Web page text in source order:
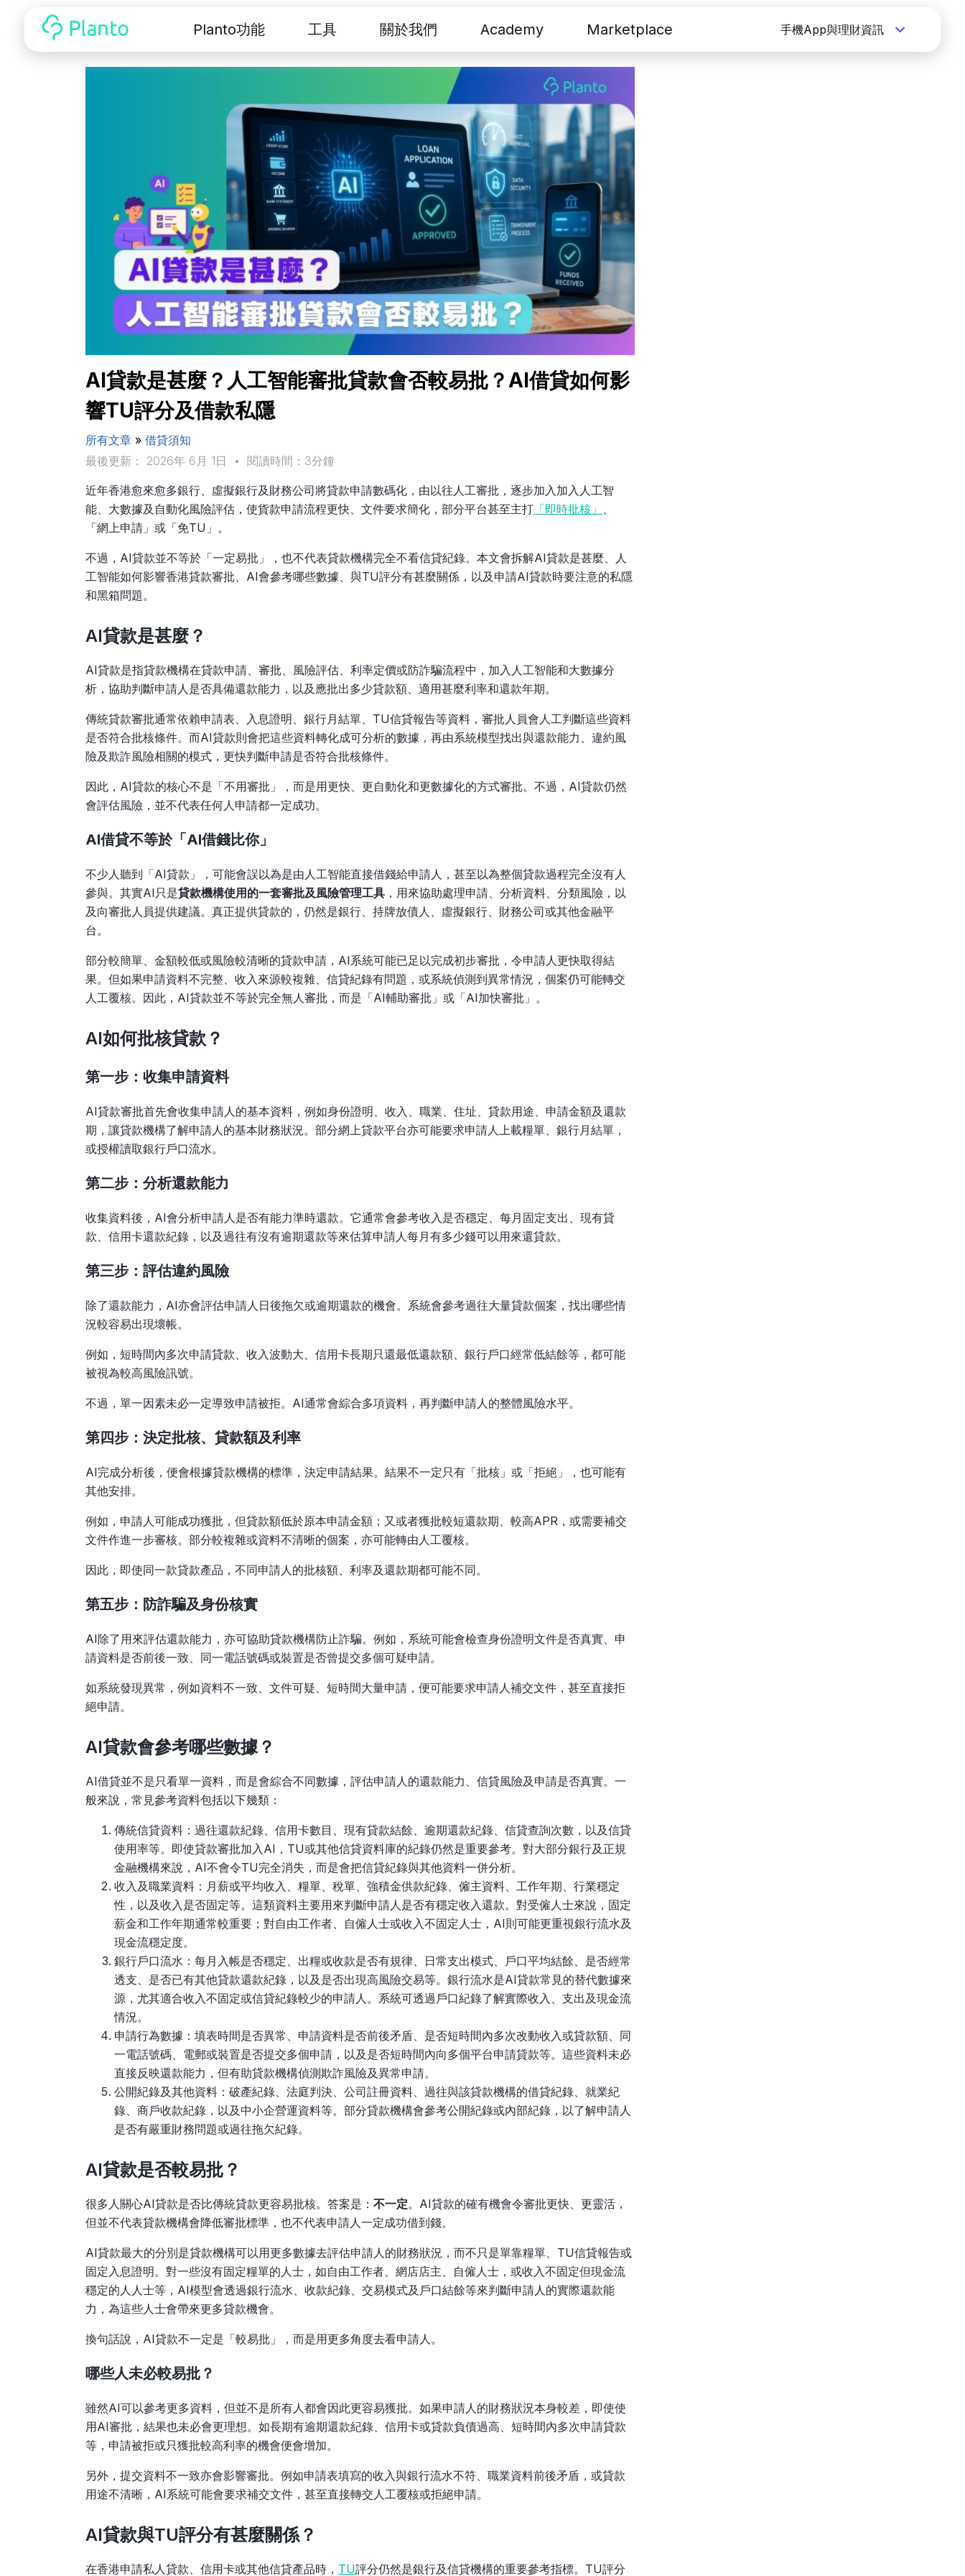
Planto功能 工具 關於我們 Academy Marketplace 手機App與理財資訊
AI貸款是甚麼？人工智能審批貸款會否較易批？AI借貸如何影
響TU評分及借款私隱
所有文章» 借貸須知
最後更新： 2026年 6月 1日
• 閱讀時間：3分鐘
近年香港愈來愈多銀行、虛擬銀行及財務公司將貸款申請數碼化，由以往人工審批，逐步加入加入人工智
能、大數據及自動化風險評估，使貨款申請流程更快、文件要求簡化，部分平台甚至主打「即時批核」 、
「網上申請」或「免TU」。
不過，AI貸款並不等於「一定易批」，也不代表貸款機構完全不看信貸紀錄。本文會拆解AI貸款是甚麼、人
工智能如何影響香港貸款審批、AI會參考哪些數據、與TU評分有甚麼關係，以及申請AI貸款時要注意的私隱
和黑箱問題。
AI貸款是甚麼？
AI貸款是指貸款機構在貸款申請、審批、風險評估、利率定價或防詐騙流程中，加入人工智能和大數據分
析，協助判斷申請人是否具備還款能力，以及應批出多少貸款額、適用甚麼利率和還款年期。
傳統貸款審批通常依賴申請表、入息證明、銀行月結單、TU信貸報告等資料，審批人員會人工判斷這些資料
是否符合批核條件。而AI貸款則會把這些資料轉化成可分析的數據，再由系統模型找出與還款能力、違約風
險及欺詐風險相關的模式，更快判斷申請是否符合批核條件。
因此，AI貸款的核心不是「不用審批」，而是用更快、更自動化和更數據化的方式審批。不過，AI貸款仍然
會評估風險，並不代表任何人申請都一定成功。
AI借貸不等於「AI借錢比你」
不少人聽到「AI貸款」，可能會誤以為是由人工智能直接借錢給申請人，甚至以為整個貸款過程完全沒有人
參與。其實AI只是貸款機構使用的一套審批及風險管理工具，用來協助處理申請、分析資料、分類風險，以
及向審批人員提供建議。真正提供貸款的，仍然是銀行、持牌放債人、虛擬銀行、財務公司或其他金融平
台。
部分較簡單、金額較低或風險較清晰的貸款申請，AI系統可能已足以完成初步審批，令申請人更快取得結
果。但如果申請資料不完整、收入來源較複雜、信貸紀錄有問題，或系統偵測到異常情況，個案仍可能轉交
人工覆核。因此，AI貸款並不等於完全無人審批，而是「AI輔助審批」或「AI加快審批」。
AI如何批核貸款？
第一步：收集申請資料
AI貸款審批首先會收集申請人的基本資料，例如身份證明、收入、職業、住址、貸款用途、申請金額及還款
期，讓貸款機構了解申請人的基本財務狀況。部分網上貸款平台亦可能要求申請人上載糧單、銀行月結單，
或授權讀取銀行戶口流水。
第二步：分析還款能力
收集資料後，AI會分析申請人是否有能力準時還款。它通常會參考收入是否穩定、每月固定支出、現有貸
款、信用卡還款紀錄，以及過往有沒有逾期還款等來估算申請人每月有多少錢可以用來還貸款。
第三步：評估違約風險
除了還款能力，AI亦會評估申請人日後拖欠或逾期還款的機會。系統會參考過往大量貸款個案，找出哪些情
況較容易出現壞帳。
例如，短時間內多次申請貸款、收入波動大、信用卡長期只還最低還款額、銀行戶口經常低結餘等，都可能
被視為較高風險訊號。
不過，單一因素未必一定導致申請被拒。AI通常會綜合多項資料，再判斷申請人的整體風險水平。
第四步：決定批核、貸款額及利率
AI完成分析後，便會根據貸款機構的標準，決定申請結果。結果不一定只有「批核」或「拒絕」，也可能有
其他安排。
例如，申請人可能成功獲批，但貸款額低於原本申請金額；又或者獲批較短還款期、較高APR，或需要補交
文件作進一步審核。部分較複雜或資料不清晰的個案，亦可能轉由人工覆核。
因此，即使同一款貸款產品，不同申請人的批核額、利率及還款期都可能不同。
第五步：防詐騙及身份核實
AI除了用來評估還款能力，亦可協助貸款機構防止詐騙。例如，系統可能會檢查身份證明文件是否真實、申
請資料是否前後一致、同一電話號碼或裝置是否曾提交多個可疑申請。
如系統發現異常，例如資料不一致、文件可疑、短時間大量申請，便可能要求申請人補交文件，甚至直接拒
絕申請。
AI貸款會參考哪些數據？
AI借貸並不是只看單一資料，而是會綜合不同數據，評估申請人的還款能力、信貸風險及申請是否真實。一
般來說，常見參考資料包括以下幾類：
傳統信貸資料：過往還款紀錄、信用卡數目、現有貸款結餘、逾期還款紀錄、信貸查詢次數，以及信貸
使用率等。即使貸款審批加入AI，TU或其他信貸資料庫的紀錄仍然是重要參考。對大部分銀行及正規
金融機構來說，AI不會令TU完全消失，而是會把信貸紀錄與其他資料一併分析。
收入及職業資料：月薪或平均收入、糧單、稅單、強積金供款紀錄、僱主資料、工作年期、行業穩定
性，以及收入是否固定等。這類資料主要用來判斷申請人是否有穩定收入還款。對受僱人士來說，固定
薪金和工作年期通常較重要；對自由工作者、自僱人士或收入不固定人士，AI則可能更重視銀行流水及
現金流穩定度。
銀行戶口流水：每月入帳是否穩定、出糧或收款是否有規律、日常支出模式、戶口平均結餘、是否經常
透支、是否已有其他貸款還款紀錄，以及是否出現高風險交易等。銀行流水是AI貸款常見的替代數據來
源，尤其適合收入不固定或信貸紀錄較少的申請人。系統可透過戶口紀錄了解實際收入、支出及現金流
情況。
申請行為數據：填表時間是否異常、申請資料是否前後矛盾、是否短時間內多次改動收入或貸款額、同
一電話號碼、電郵或裝置是否提交多個申請，以及是否短時間內向多個平台申請貸款等。這些資料未必
直接反映還款能力，但有助貸款機構偵測欺詐風險及異常申請。
公開紀錄及其他資料：破產紀錄、法庭判決、公司註冊資料、過往與該貸款機構的借貸紀錄、就業紀
錄、商戶收款紀錄，以及中小企營運資料等。部分貸款機構會參考公開紀錄或內部紀錄，以了解申請人
是否有嚴重財務問題或過往拖欠紀錄。
AI貸款是否較易批？
很多人關心AI貸款是否比傳統貸款更容易批核。答案是： 不一定。AI貸款的確有機會令審批更快、更靈活，
但並不代表貸款機構會降低審批標準，也不代表申請人一定成功借到錢。
AI貸款最大的分別是貸款機構可以用更多數據去評估申請人的財務狀況，而不只是單靠糧單、TU信貸報告或
固定入息證明。對一些沒有固定糧單的人士，如自由工作者、網店店主、自僱人士，或收入不固定但現金流
穩定的人人士等，AI模型會透過銀行流水、收款紀錄、交易模式及戶口結餘等來判斷申請人的實際還款能
力，為這些人士會帶來更多貸款機會。
換句話說，AI貸款不一定是「較易批」，而是用更多角度去看申請人。
哪些人未必較易批？
雖然AI可以參考更多資料，但並不是所有人都會因此更容易獲批。如果申請人的財務狀況本身較差，即使使
用AI審批，結果也未必會更理想。如長期有逾期還款紀錄、信用卡或貸款負債過高、短時間內多次申請貸款
等，申請被拒或只獲批較高利率的機會便會增加。
另外，提交資料不一致亦會影響審批。例如申請表填寫的收入與銀行流水不符、職業資料前後矛盾，或貸款
用途不清晰，AI系統可能會要求補交文件，甚至直接轉交人工覆核或拒絕申請。
AI貸款與TU評分有甚麼關係？
在香港申請私人貸款、信用卡或其他信貸產品時， TU評分仍然是銀行及信貸機構的重要參考指標。TU評分